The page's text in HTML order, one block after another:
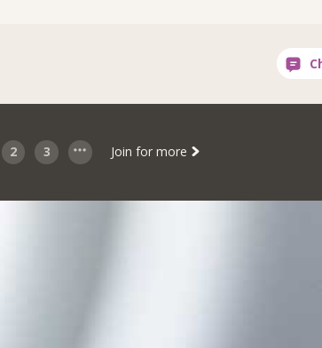
2 3 Join for more